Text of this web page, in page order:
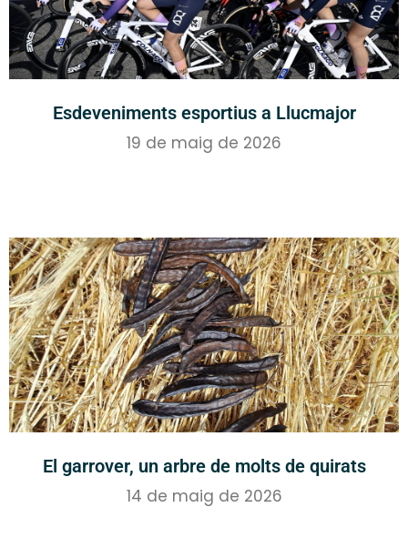
Esdeveniments esportius a Llucmajor
19 de maig de 2026
El garrover, un arbre de molts de quirats
14 de maig de 2026